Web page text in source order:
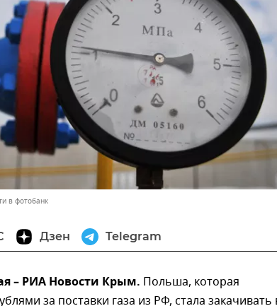
в фотобанк
Дзен Telegram
– РИА Новости Крым. Польша, которая
за поставки газа из РФ, стала закачивать